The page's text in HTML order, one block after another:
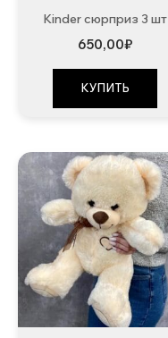
Kinder сюрприз 3 шт
650,00₽
КУПИТЬ